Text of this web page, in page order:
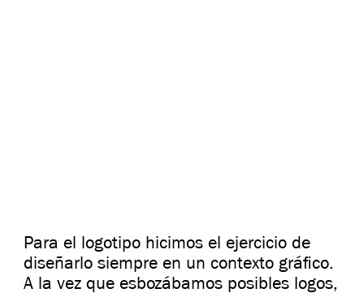
Para el logotipo hicimos el ejercicio de
diseñarlo siempre en un contexto gráfico.
A la vez que esbozábamos posibles logos,